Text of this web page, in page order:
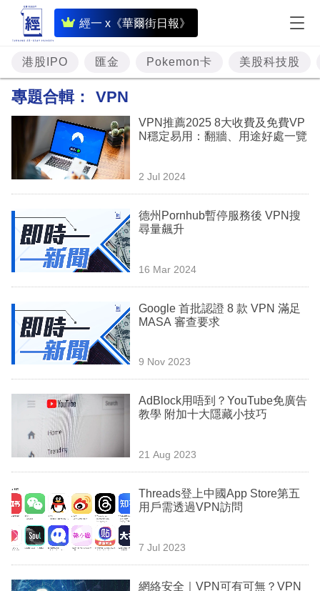
經一 x《華爾街日報》
即
時
財
經
題
投
資
理
業
科
技
生
時
事
欄
港股IPO 匯金 Pokemon卡 美股科技股
專題合輯： VPN
VPN推薦2025 8大收費及免費VP
N穩定易用：翻牆、用途好處一覽
2 Jul 2024
德州Pornhub暫停服務後 VPN搜
尋量飆升
16 Mar 2024
Google 首批認證 8 款 VPN 滿足
MASA 審查要求
9 Nov 2023
AdBlock用唔到？YouTube免廣告
教學 附加十大隱藏小技巧
21 Aug 2023
Threads登上中國App Store第五
用戶需透過VPN訪問
7 Jul 2023
網絡安全｜VPN可有可無？VPN